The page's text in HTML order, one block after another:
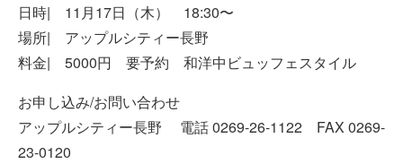
日時| 11月17日（木） 18:30〜
場所| アップルシティー長野
料金| 5000円 要予約 和洋中ビュッフェスタイル
お申し込み/お問い合わせ
アップルシティー長野 電話 0269-26-1122 FAX 0269-
23-0120